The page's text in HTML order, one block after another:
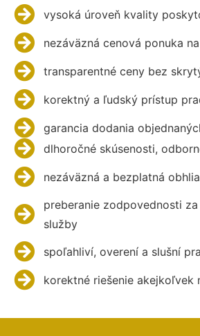
vysoká úroveň kvality
nezáväzná cenová ponuka
transparentné ceny bez
korektný a ľudský prístup
garancia dodania
dlhoročné skúsenosti,
nezáväzná a bezplatná
preberanie zodpovednosti
služby
spoľahliví, overení a slušní
korektné riešenie akejkoľvek